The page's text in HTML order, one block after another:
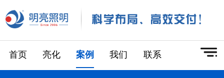
首页 亮化 案例 我们 联系